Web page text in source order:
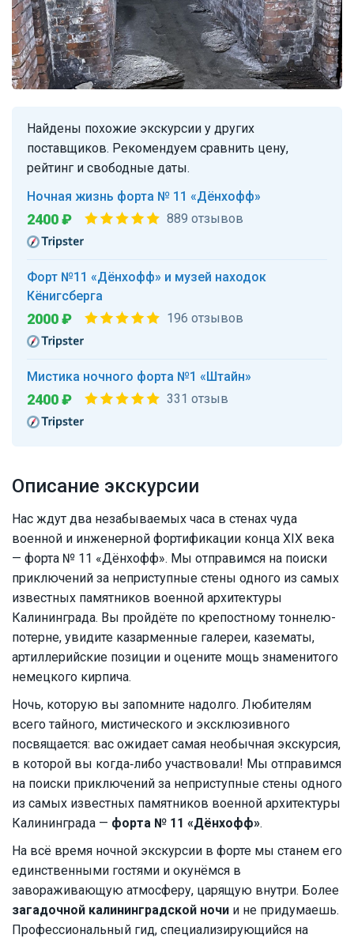
Описание экскурсии
Нас ждут два незабываемых часа в стенах чуда
военной и инженерной фортификации конца XIX века
— форта № 11 «Дёнхофф». Мы отправимся на поиски
приключений за неприступные стены одного из самых
известных памятников военной архитектуры
Калининграда. Вы пройдёте по крепостному тоннелю-
потерне, увидите казарменные галереи, казематы,
артиллерийские позиции и оцените мощь знаменитого
немецкого кирпича.
Ночь, которую вы запомните надолго. Любителям
всего тайного, мистического и эксклюзивного
посвящается: вас ожидает самая необычная экскурсия,
в которой вы когда‑либо участвовали! Мы отправимся
на поиски приключений за неприступные стены одного
из самых известных памятников военной архитектуры
Калининграда — форта № 11 «Дёнхофф».
На всё время ночной экскурсии в форте мы станем его
единственными гостями и окунёмся в
завораживающую атмосферу, царящую внутри. Более
загадочной калининградской ночи и не придумаешь.
Профессиональный гид, специализирующийся на
Найдены похожие экскурсии у других
поставщиков. Рекомендуем сравнить цену,
рейтинг и свободные даты.
Ночная жизнь форта № 11 «Дёнхофф»
2400 ₽ 889 отзывов
Форт №11 «Дёнхофф» и музей находок
Кёнигсберга
2000 ₽ 196 отзывов
Мистика ночного форта №1 «Штайн»
2400 ₽ 331 отзыв